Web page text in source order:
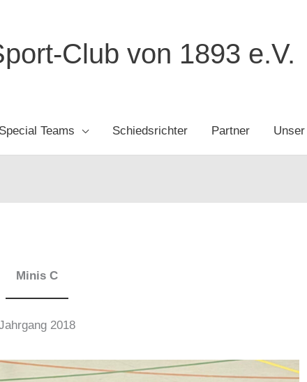
Club von 1893 e.V.
Special Teams Schiedsrichter Partner
Minis C
2018